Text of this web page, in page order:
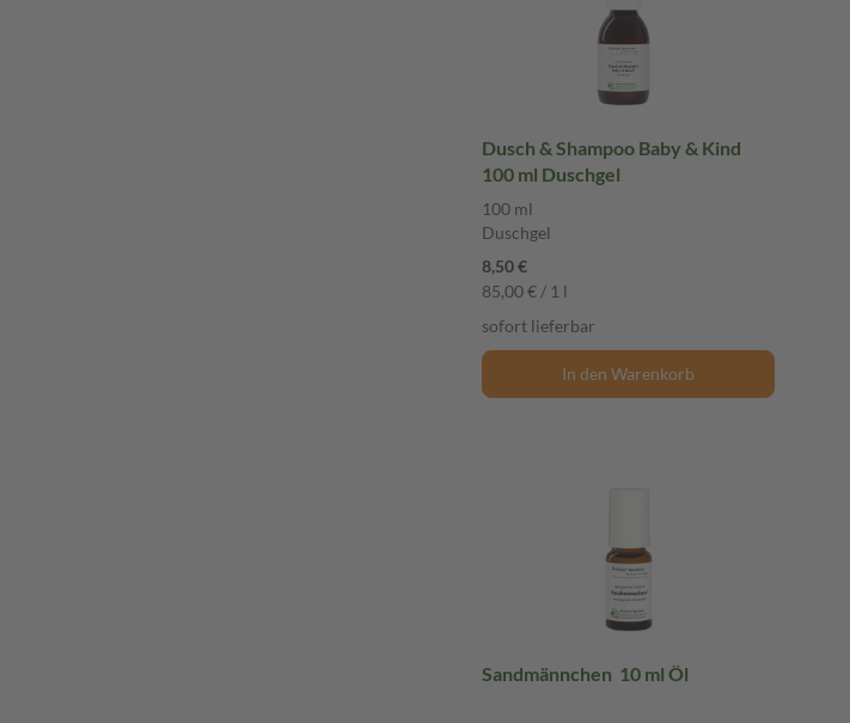
Dusch & Shampoo Baby & Kind
100 ml Duschgel
100 ml
Duschgel
8,50 €
85,00 € / 1 l
sofort lieferbar
In den Warenkorb
Sandmännchen 10 ml Öl